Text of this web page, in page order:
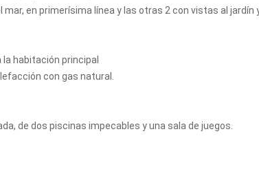
en primerísima línea y las otras 2 con vistas al jardín
habitación principal
con gas natural.
de dos piscinas impecables y una sala de juegos.